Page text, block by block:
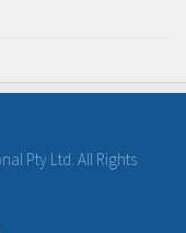
Pty Ltd. All Rights